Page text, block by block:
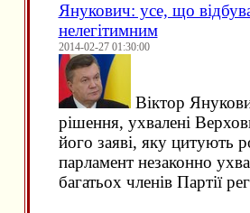
Янукович: усе, що
нелегітимним
2014-02-27 01:30:00
Віктор
рішення, ухвалені
його заяві, яку цитують
парламент незаконно
багатьох членів Партії